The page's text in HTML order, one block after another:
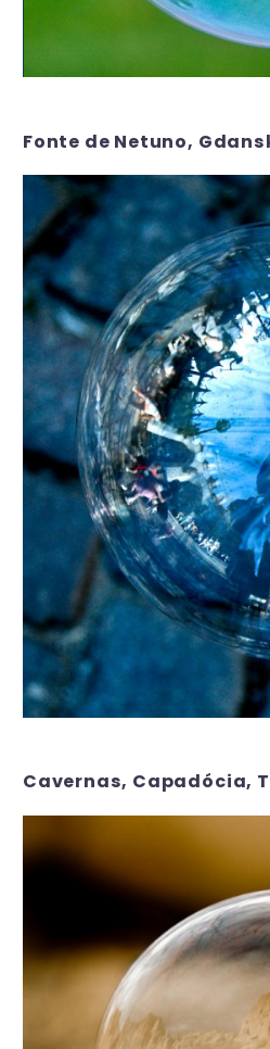
Fonte de Netuno,
Cavernas, Capadócia,